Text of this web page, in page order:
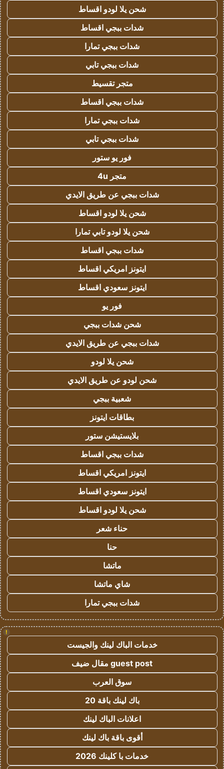
شحن يلا لودو اقساط
شدات ببجي اقساط
شدات ببجي تمارا
شدات ببجي تابي
متجر تقسيط
شدات ببجي اقساط
شدات ببجي تمارا
شدات ببجي تابي
فور يو ستور
متجر 4u
شدات ببجي عن طريق الايدي
شحن يلا لودو اقساط
شحن يلا لودو تابي تمارا
شدات ببجي اقساط
ايتونز امريكي اقساط
ايتونز سعودي اقساط
فور يو
شحن شدات ببجي
شدات ببجي عن طريق الايدي
شحن يلا لودو
شحن لودو عن طريق الايدي
شعبية ببجي
بطاقات ايتونز
بلايستيشن ستور
شدات ببجي اقساط
ايتونز امريكي اقساط
ايتونز سعودي اقساط
شحن يلا لودو اقساط
حناء شعر
حنا
ماتشا
شاي ماتشا
شدات ببجي تمارا
!
خدمات الباك لينك والجيست
guest post مقال ضيف
سوق العرب
باك لينك باقة 20
اعلانات الباك لينك
أقوى باقة باك لينك
خدمات با كلينك 2026